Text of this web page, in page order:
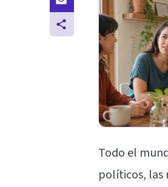
Todo el
políticos, las